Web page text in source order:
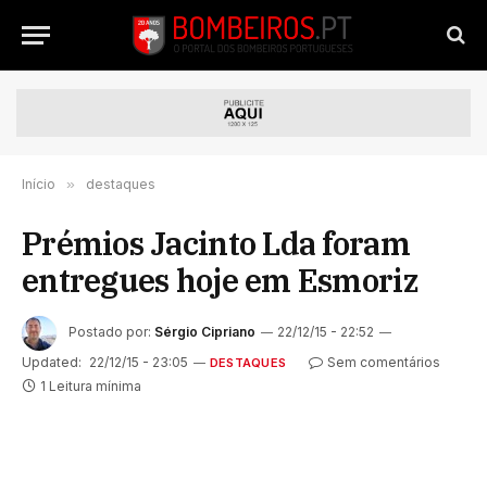
Início » destaques
Prémios Jacinto Lda foram
entregues hoje em Esmoriz
Postado por: Sérgio Cipriano
22/12/15 - 22:52
Updated: 22/12/15 - 23:05 DESTAQUES
Sem comentários
1 Leitura mínima